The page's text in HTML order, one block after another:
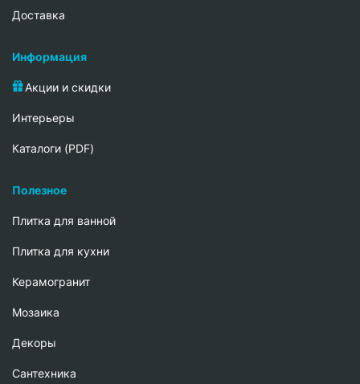
Доставка
Информация
Акции и скидки
Интерьеры
Каталоги (PDF)
Полезное
Плитка для ванной
Плитка для кухни
Керамогранит
Мозаика
Декоры
Сантехника